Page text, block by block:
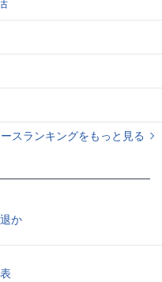
スランキングをもっと見る
か